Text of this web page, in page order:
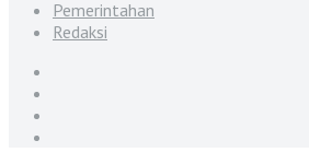
Pemerintahan
Redaksi